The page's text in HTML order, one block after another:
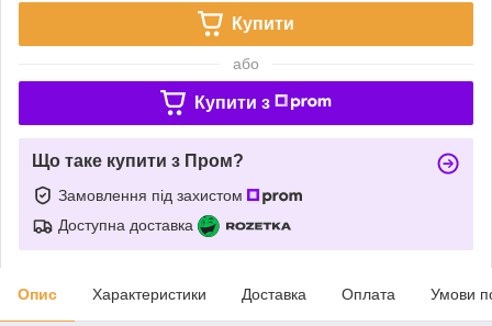
Купити
або
Купити з
Що таке купити з Пром?
Замовлення під захистом
Доступна доставка
Опис Характеристики Доставка Оплата Умови